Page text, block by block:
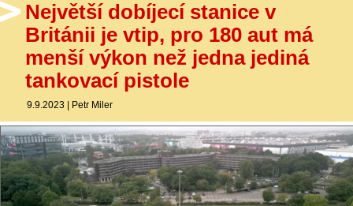
Největší dobíjecí stanice v
Británii je vtip, pro 180 aut má
menší výkon než jedna jediná
tankovací pistole
9.9.2023 | Petr Miler